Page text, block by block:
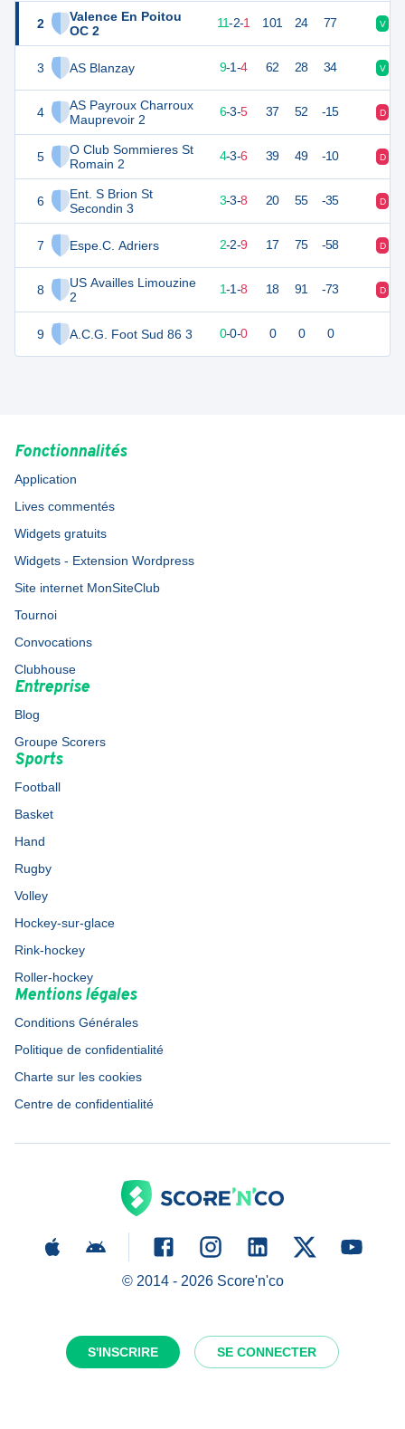
S'INSCRIRE SE CONNECTER
2
Valence En Poitou
OC 2
3 AS Blanzay
4
AS Payroux Charroux
Mauprevoir 2
5
O Club Sommieres St
Romain 2
6
Ent. S Brion St
Secondin 3
7 Espe.C. Adriers
8
US Availles Limouzine
2
9 A.C.G. Foot Sud 86 3
35 11-2-1 101 24 77 V
9-1-4 62 28 34 V
21 14 6-3-5 37 52 -15 D
14 14 4-3-6 39 49 -10 D
3-3-8 20 55 -35 D
2-2-9 17 75 -58 D
0 14 1-1-8 18 91 -73 D
0 0 0-0-0 0 0 0
Fonctionnalités
Application
Lives commentés
Widgets gratuits
Widgets - Extension Wordpress
Site internet MonSiteClub
Tournoi
Convocations
Clubhouse
Entreprise
Blog
Groupe Scorers
Sports
Football
Basket
Hand
Rugby
Volley
Hockey-sur-glace
Rink-hockey
Roller-hockey
Mentions légales
Conditions Générales
Politique de confidentialité
Charte sur les cookies
Centre de confidentialité
© 2014 - 2026Score'n'co